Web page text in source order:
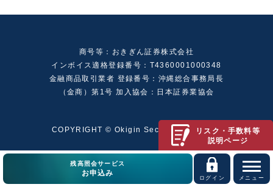
残高照会サービス
お申込み
ログイン メニュー
リスク・手数料等
説明ページ
商号等：おきぎん証券株式会社
インボイス適格登録番号：T4360001000348
金融商品取引業者 登録番号：沖縄総合事務局長
（金商）第1号 加入協会：日本証券業協会
COPYRIGHT © Okigin Securities Limited.